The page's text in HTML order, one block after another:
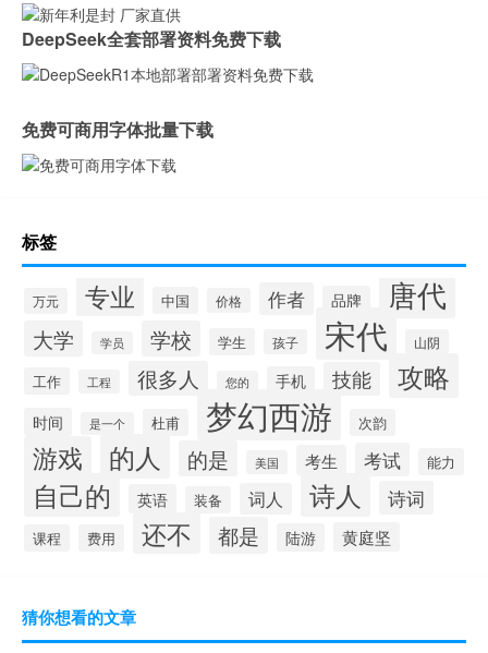
DeepSeek全套部署资料免费下载
免费可商用字体批量下载
标签
万元 专业 中国 价格 作者 品牌 唐代
大学 学员 学校 学生 孩子 宋代 山阴
工作 工程 很多人 您的 手机 技能 攻略
时间 是一个 杜甫 梦幻西游 次韵
游戏 的人 的是 美国 考生 考试 能力
自己的 英语 装备 词人 诗人 诗词
课程 费用 还不 都是 陆游 黄庭坚
猜你想看的文章